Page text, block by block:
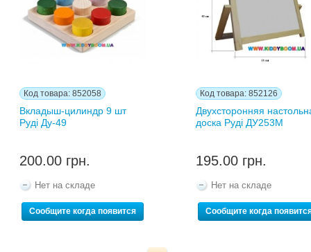
Код товара: 852058
Вкладыш-цилиндр 9 шт
Руді Ду-49
200.00 грн.
Нет на складе
Сообщите когда появится
Код товара: 852126
Двухсторонняя
доска Руді ДУ253М
195.00 грн.
Нет на складе
Сообщите когда